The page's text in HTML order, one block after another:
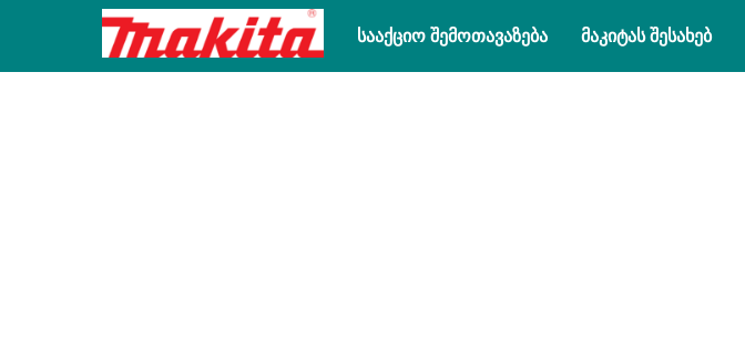
სააქციო შემოთავაზება მაკიტას შესახებ